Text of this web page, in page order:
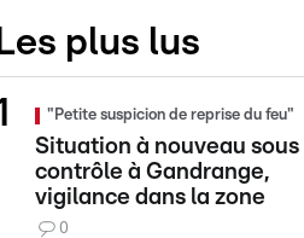
Les plus lus
"Petite suspicion de reprise du feu"
Situation à nouveau sous
contrôle à Gandrange,
vigilance dans la zone
0